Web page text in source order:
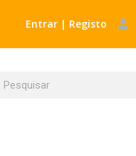
Entrar | Registo
Procurar